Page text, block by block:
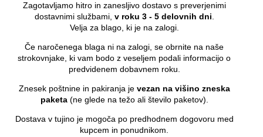
Zagotavljamo hitro in zanesljivo dostavo s preverjenimi
dostavnimi službami, v roku 3 - 5 delovnih dni
Velja za blago, ki je na zalogi.
Če naročenega blaga ni na zalogi, se obrnite na naše
strokovnjake, ki vam bodo z veseljem podali informacijo o
predvidenem dobavnem roku.
Znesek poštnine in pakiranja je vezan na višino zneska
paketa(ne glede na težo ali število paketov).
Dostava v tujino je mogoča po predhodnem dogovoru med
kupcem in ponudnikom.